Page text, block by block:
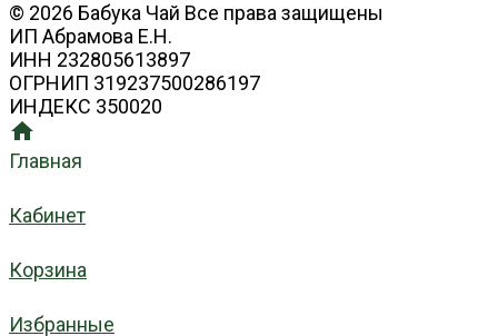
© 2026 Бабука Чай Все права защищены
ИП Абрамова Е.Н.
ИНН 232805613897
ОГРНИП 319237500286197
ИНДЕКС 350020
Главная
Кабинет
Корзина
Избранные